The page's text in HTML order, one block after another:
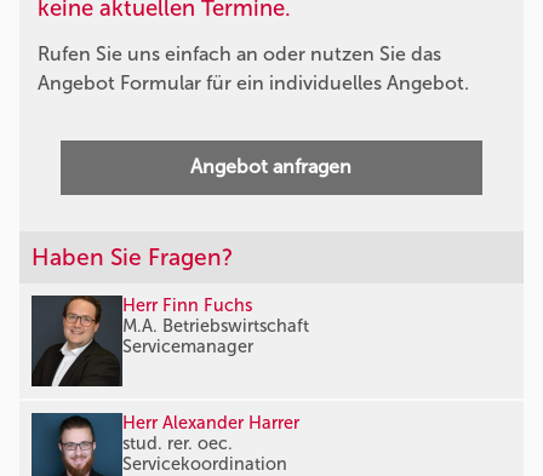
keine aktuellen Termine.
Rufen Sie uns einfach an oder nutzen Sie das
Angebot Formular für ein individuelles Angebot.
Angebot anfragen
Haben Sie Fragen?
Herr Finn Fuchs
M.A. Betriebswirtschaft
Servicemanager
Herr Alexander Harrer
stud. rer. oec.
Servicekoordination